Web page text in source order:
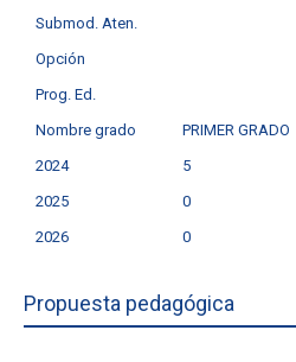
Submod. Aten.
Opción
Prog. Ed.
Nombre grado
PRIMER GRADO
2024
5
2025
0
2026
0
Propuesta pedagógica